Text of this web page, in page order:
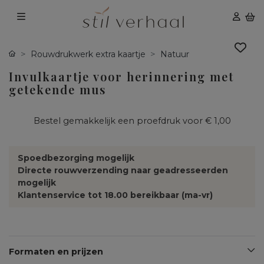
Rouwdrukwerk extra kaartje Natuur
Invulkaartje voor herinnering met
getekende mus
Bestel gemakkelijk een proefdruk voor € 1,00
Spoedbezorging mogelijk
Directe rouwverzending naar geadresseerden
mogelijk
Klantenservice tot 18.00 bereikbaar (ma-vr)
Formaten en prijzen